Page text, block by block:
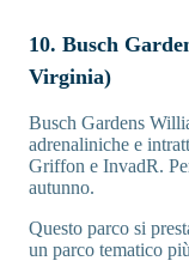
10. Busch
Virginia)
Busch Gardens
adrenaliniche e
Griffon e InvadR.
autunno.
Questo parco si
un parco tematico